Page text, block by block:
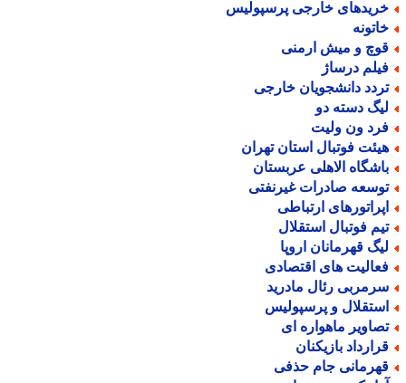
خارجی پرسپولیس
و میش ارمنی
درساژ
دانشجویان خارجی
دسته دو
ون ولیت
فوتبال استان تهران
الاهلی عربستان
صادرات غیرنفتی
ارتباطی
فوتبال استقلال
قهرمانان اروپا
های اقتصادی
رئال مادرید
و پرسپولیس
ماهواره ای
بازیکنان
جام حذفی